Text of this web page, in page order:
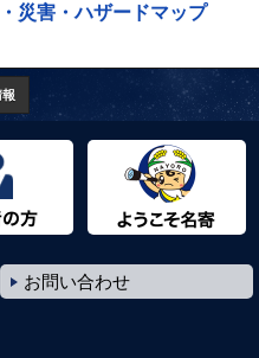
災害・ハザードマップ
お問い合わせ